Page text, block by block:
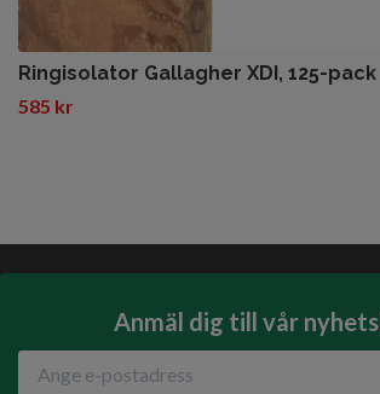
Ringisolator Gallagher XDI, 125-pack
585 kr
Anmäl dig till vår